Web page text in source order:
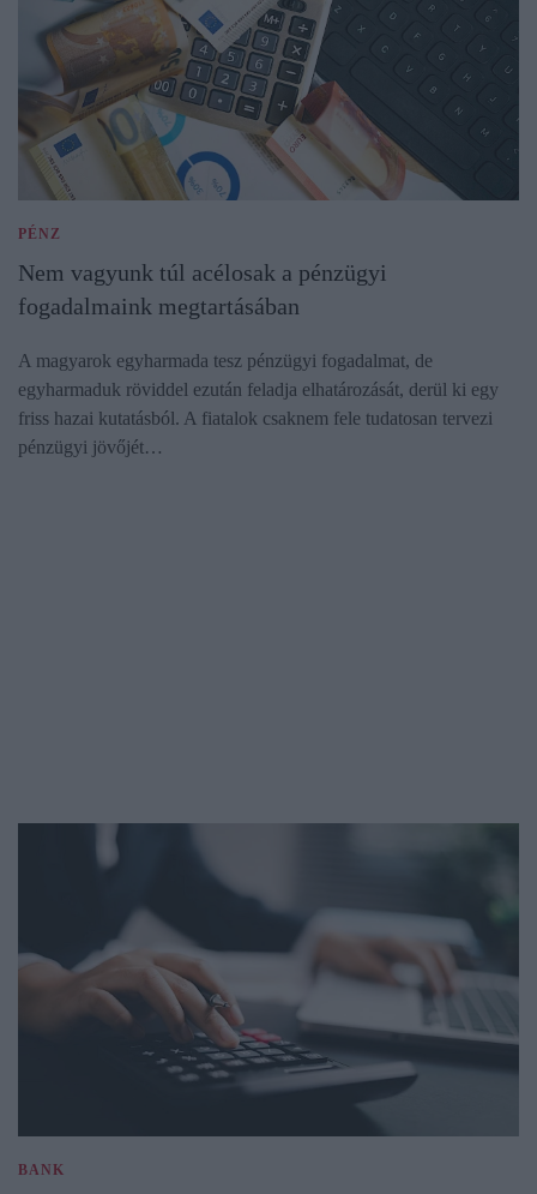
PÉNZ
Nem vagyunk túl acélosak a pénzügyi
fogadalmaink megtartásában
A magyarok egyharmada tesz pénzügyi fogadalmat, de
egyharmaduk röviddel ezután feladja elhatározását, derül ki egy
friss hazai kutatásból. A fiatalok csaknem fele tudatosan tervezi
pénzügyi jövőjét…
BANK